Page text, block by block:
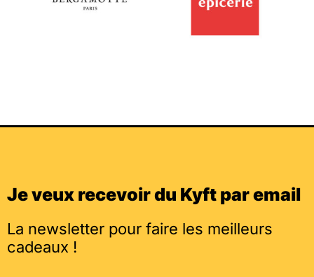
Je veux recevoir du Kyft par email
La newsletter pour faire les meilleurs
cadeaux !